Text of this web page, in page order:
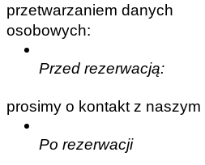
przetwarzaniem danych
osobowych:
Przed rezerwacją:
prosimy o kontakt z naszym
Po rezerwacji